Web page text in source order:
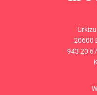
20600
943 20